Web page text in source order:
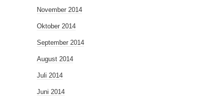
November 2014
Oktober 2014
September 2014
August 2014
Juli 2014
Juni 2014